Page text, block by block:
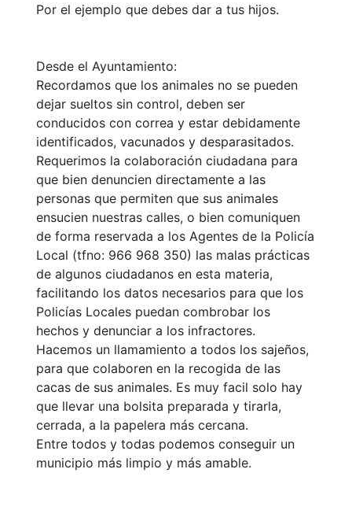
Por el ejemplo que debes dar a tus hijos.
Desde el Ayuntamiento:
Recordamos que los animales no se pueden
dejar sueltos sin control, deben ser
conducidos con correa y estar debidamente
identificados, vacunados y desparasitados.
Requerimos la colaboración ciudadana para
que bien denuncien directamente a las
personas que permiten que sus animales
ensucien nuestras calles, o bien comuniquen
de forma reservada a los Agentes de la Policía
Local (tfno: 966 968 350) las malas prácticas
de algunos ciudadanos en esta materia,
facilitando los datos necesarios para que los
Policías Locales puedan combrobar los
hechos y denunciar a los infractores.
Hacemos un llamamiento a todos los sajeños,
para que colaboren en la recogida de las
cacas de sus animales. Es muy facil solo hay
que llevar una bolsita preparada y tirarla,
cerrada, a la papelera más cercana.
Entre todos y todas podemos conseguir un
municipio más limpio y más amable.